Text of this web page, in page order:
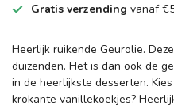
Gratis verzending vanaf
Heerlijk ruikende Geurolie.
duizenden. Het is dan ook de
in de heerlijkste desserten.
krokante vanillekoekjes?